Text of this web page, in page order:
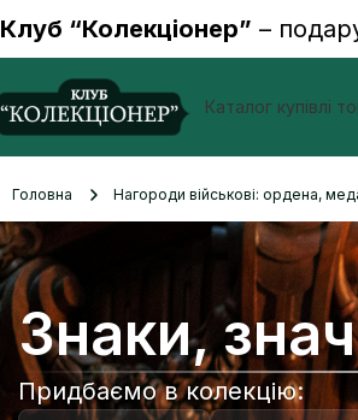
Клуб “Колекціонер” –
Каталог купівлі
Головна Нагороди військові: ордена,
Знаки,
Придбаємо в колекцію: